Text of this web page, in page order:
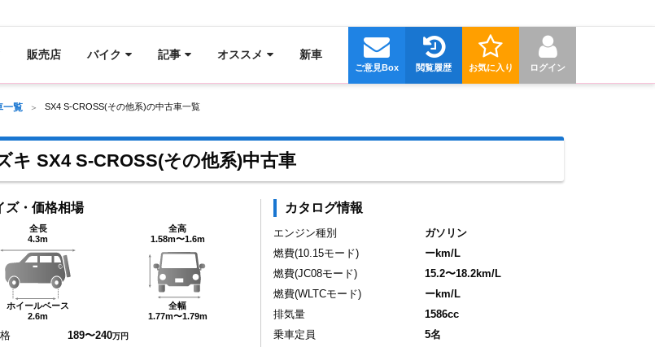
販売店 バイク 記事 オススメ 新車
ログイン
お気に入り
閲覧履歴
ご意見Box
一覧 SX4 S-CROSS(その他系)の中古車一覧
キ SX4 S-CROSS(その他系)中古車
ズ・価格相場
全長
4.3m
ホイールベース
2.6m
全高
1.58m〜1.6m
全幅
1.77m〜1.79m
189〜240万円
カタログ情報
エンジン種別
ガソリン
燃費(10.15モード)
ーkm/L
燃費(JC08モード)
15.2〜18.2km/L
燃費(WLTCモード)
ーkm/L
排気量
1586cc
乗車定員
5名